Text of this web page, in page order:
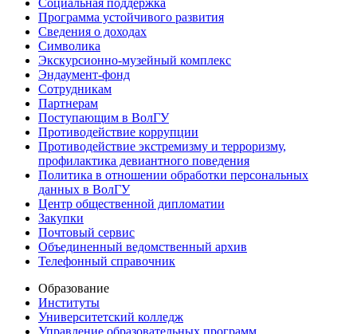
Социальная поддержка
Программа устойчивого развития
Сведения о доходах
Символика
Экскурсионно-музейный комплекс
Эндаумент-фонд
Сотрудникам
Партнерам
Поступающим в ВолГУ
Противодействие коррупции
Противодействие экстремизму и терроризму,
профилактика девиантного поведения
Политика в отношении обработки персональных
данных в ВолГУ
Центр общественной дипломатии
Закупки
Почтовый сервис
Объединенный ведомственный архив
Телефонный справочник
Образование
Институты
Университетский колледж
Управление образовательных программ